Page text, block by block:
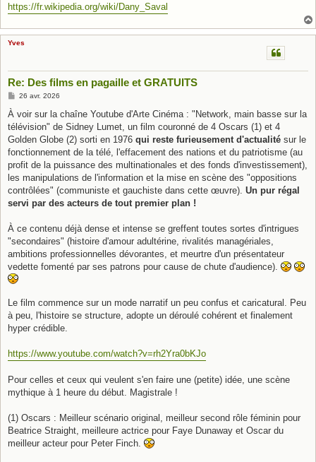
https://fr.wikipedia.org/wiki/Dany_Saval
Yves
Re: Des films en pagaille et GRATUITS
M
s
a
g
26 avr. 2026
À voir sur la chaîne Youtube d'Arte Cinéma : "Network, main basse sur la
télévision" de Sidney Lumet, un film couronné de 4 Oscars (1) et 4
Golden Globe (2) sorti en 1976 qui reste furieusement d'actualité sur le
fonctionnement de la télé, l'effacement des nations et du patriotisme (au
profit de la puissance des multinationales et des fonds d'investissement),
les manipulations de l'information et la mise en scène des "oppositions
contrôlées" (communiste et gauchiste dans cette œuvre). Un pur régal
servi par des acteurs de tout premier plan !
À ce contenu déjà dense et intense se greffent toutes sortes d'intrigues
"secondaires" (histoire d'amour adultérine, rivalités managériales,
ambitions professionnelles dévorantes, et meurtre d'un présentateur
vedette fomenté par ses patrons pour cause de chute d'audience).
Le film commence sur un mode narratif un peu confus et caricatural. Peu
à peu, l'histoire se structure, adopte un déroulé cohérent et finalement
hyper crédible.
https://www.youtube.com/watch?v=rh2Yra0bKJo
Pour celles et ceux qui veulent s'en faire une (petite) idée, une scène
mythique à 1 heure du début. Magistrale !
(1) Oscars : Meilleur scénario original, meilleur second rôle féminin pour
Beatrice Straight, meilleure actrice pour Faye Dunaway et Oscar du
meilleur acteur pour Peter Finch.